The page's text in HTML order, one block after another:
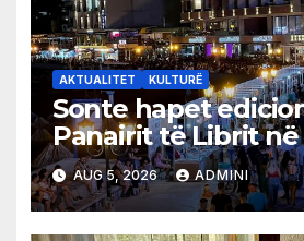
AKTUALITET KULTURË
Sonte hapet
Panairit të Librit
AUG 5, 2026 ADMINI